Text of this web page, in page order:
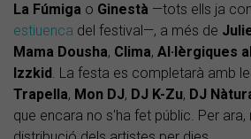
La Fúmiga o Ginestà —tots ells ja
estiuenca del festival—, a més de
Mama Dousha, Clima, Al·lèrgiques
Izzkid . La festa es completarà amb
Trapella, Mon DJ, DJ K-Zu, DJ
que encara no s'ha fet públic. Per ara,